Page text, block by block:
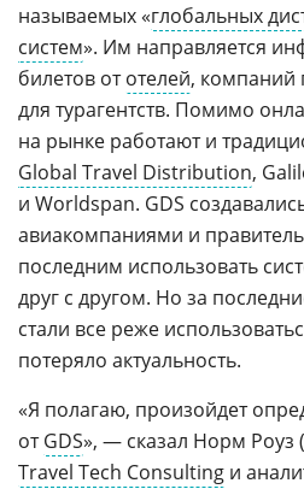
называемых «глобальных
систем». Им направляется
билетов ототелей, компаний
для турагентств. Помимо
на рынке работают и
Global Travel Distribution,
и Worldspan. GDS
авиакомпаниями и
последним использовать
друг с другом. Но за
стали все реже
потеряло актуальность.
«Я полагаю, произойдет
отGDS», — сказал Норм Роуз
Travel Tech Consulting и